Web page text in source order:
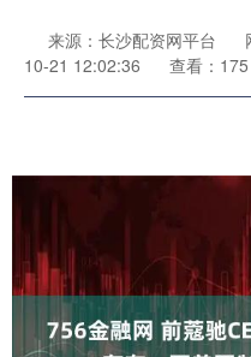
来源：长沙配资网平台
10-21 12:02:36
查看：175